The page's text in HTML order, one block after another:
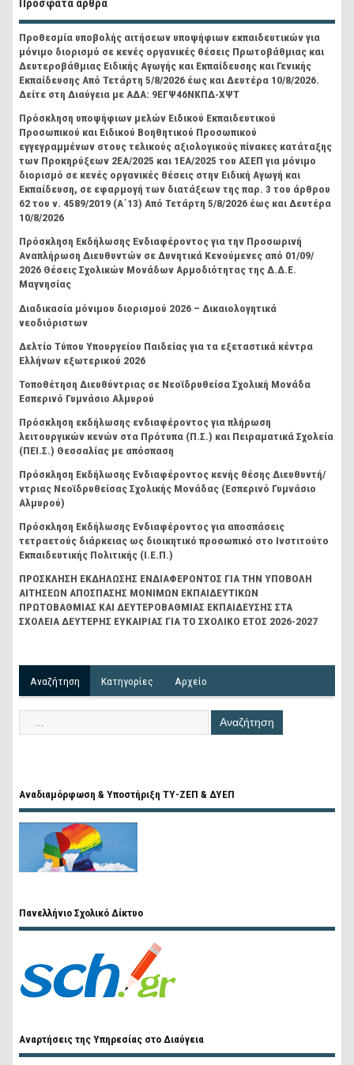
Πρόσφατα άρθρα
Προθεσμία υποβολής αιτήσεων υποψήφιων εκπαιδευτικών για
μόνιμο διορισμό σε κενές οργανικές θέσεις Πρωτοβάθμιας και
Δευτεροβάθμιας Ειδικής Αγωγής και Εκπαίδευσης και Γενικής
Εκπαίδευσης Από Τετάρτη 5/8/2026 έως και Δευτέρα 10/8/2026.
Δείτε στη Διαύγεια με ΑΔΑ: 9ΕΓΨ46ΝΚΠΔ-ΧΨΤ
Πρόσκληση υποψήφιων μελών Ειδικού Εκπαιδευτικού
Προσωπικού και Ειδικού Βοηθητικού Προσωπικού
εγγεγραμμένων στους τελικούς αξιολογικούς πίνακες κατάταξης
των Προκηρύξεων 2ΕΑ/2025 και 1ΕΑ/2025 του ΑΣΕΠ για μόνιμο
διορισμό σε κενές οργανικές θέσεις στην Ειδική Αγωγή και
Εκπαίδευση, σε εφαρμογή των διατάξεων της παρ. 3 του άρθρου
62 του ν. 4589/2019 (Α΄13) Από Τετάρτη 5/8/2026 έως και Δευτέρα
10/8/2026
Πρόσκληση Εκδήλωσης Ενδιαφέροντος για την Προσωρινή
Αναπλήρωση Διευθυντών σε Δυνητικά Κενούμενες από 01/09/
2026 Θέσεις Σχολικών Μονάδων Αρμοδιότητας της Δ.Δ.Ε.
Μαγνησίας
Διαδικασία μόνιμου διορισμού 2026 – Δικαιολογητικά
νεοδιόριστων
Δελτίο Τύπου Υπουργείου Παιδείας για τα εξεταστικά κέντρα
Ελλήνων εξωτερικού 2026
Τοποθέτηση Διευθύντριας σε Νεοϊδρυθείσα Σχολική Μονάδα
Εσπερινό Γυμνάσιο Αλμυρού
Πρόσκληση εκδήλωσης ενδιαφέροντος για πλήρωση
λειτουργικών κενών στα Πρότυπα (Π.Σ.) και Πειραματικά Σχολεία
(ΠΕΙ.Σ.) Θεσσαλίας με απόσπαση
Πρόσκληση Εκδήλωσης Ενδιαφέροντος κενής θέσης Διευθυντή/
ντριας Νεοϊδρυθείσας Σχολικής Μονάδας (Εσπερινό Γυμνάσιο
Αλμυρού)
Πρόσκληση Εκδήλωσης Ενδιαφέροντος για αποσπάσεις
τετραετούς διάρκειας ως διοικητικό προσωπικό στο Ινστιτούτο
Εκπαιδευτικής Πολιτικής (Ι.Ε.Π.)
ΠΡΟΣΚΛΗΣΗ ΕΚΔΗΛΩΣΗΣ ΕΝΔΙΑΦΕΡΟΝΤΟΣ ΓΙΑ ΤΗΝ ΥΠΟΒΟΛΗ
ΑΙΤΗΣΕΩΝ ΑΠΟΣΠΑΣΗΣ ΜΟΝΙΜΩΝ ΕΚΠΑΙΔΕΥΤΙΚΩΝ
ΠΡΩΤΟΒΑΘΜΙΑΣ ΚΑΙ ΔΕΥΤΕΡΟΒΑΘΜΙΑΣ ΕΚΠΑΙΔΕΥΣΗΣ ΣΤΑ
ΣΧΟΛΕΙΑ ΔΕΥΤΕΡΗΣ ΕΥΚΑΙΡΙΑΣ ΓΙΑ ΤΟ ΣΧΟΛΙΚΟ ΕΤΟΣ 2026-2027
Αναζήτηση Kατηγορίες Αρχείο
Αναδιαμόρφωση & Υποστήριξη ΤΥ-ΖΕΠ & ΔΥΕΠ
Πανελλήνιο Σχολικό Δίκτυο
Αναρτήσεις της Υπηρεσίας στο Διαύγεια